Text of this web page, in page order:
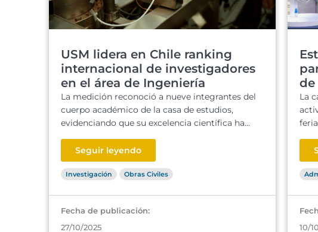
USM lidera en Chile ranking
internacional de investigadores
en el área de Ingeniería
La medición reconoció a nueve integrantes del
cuerpo académico de la casa de estudios,
evidenciando que su excelencia científica ha...
Seguir leyendo
Investigación Obras Civiles
Fecha de publicación:
27/10/2025
de
La
10/